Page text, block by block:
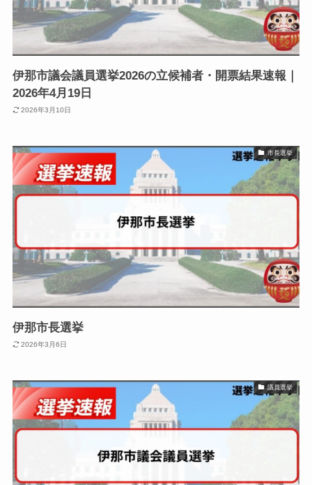
伊那市議会議員選挙2026の立候補者・開票結果速報｜
2026年4月19日
2026年3月10日
市長選挙
伊那市長選挙
2026年3月6日
議員選挙